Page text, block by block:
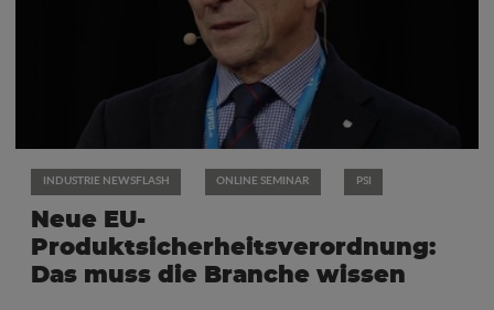
INDUSTRIE NEWSFLASH ONLINE SEMINAR PSI
Neue EU-
Produktsicherheitsverordnung:
Das muss die Branche wissen